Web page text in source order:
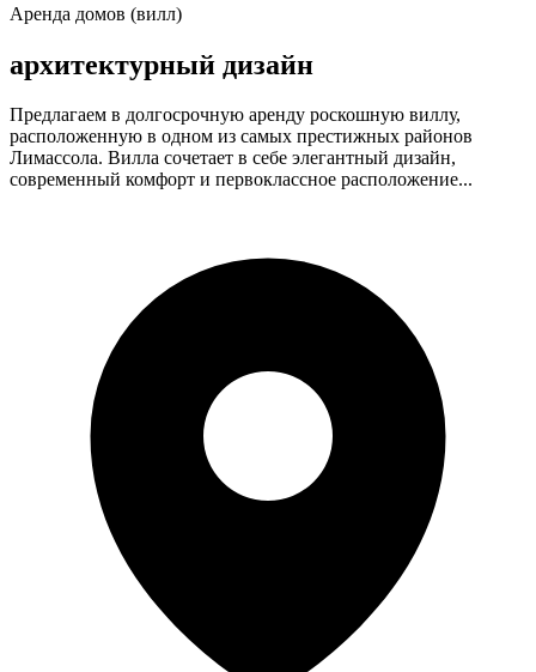
Аренда домов (вилл)
архитектурный дизайн
Предлагаем в долгосрочную аренду роскошную виллу,
расположенную в одном из самых престижных районов
Лимассола. Вилла сочетает в себе элегантный дизайн,
современный комфорт и первоклассное расположение...